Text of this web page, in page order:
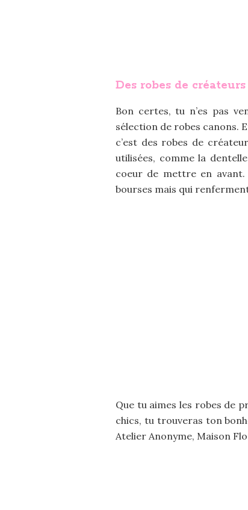
Des robes de
Bon certes, tu n’es pas
sélection de robes canons.
c’est des robes de
utilisées, comme la
coeur de mettre en avant.
bourses mais qui
Que tu aimes les robes de
chics, tu trouveras ton
Atelier Anonyme, Maison